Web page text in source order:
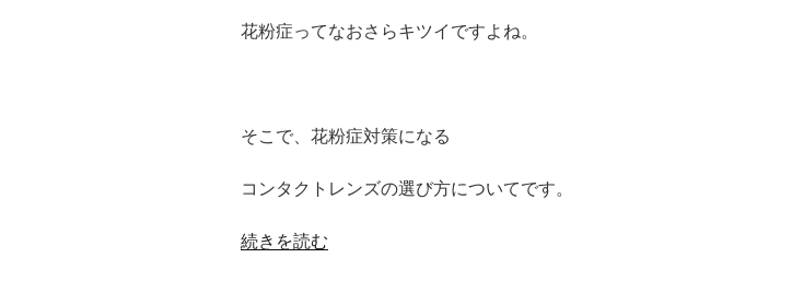
花粉症ってなおさらキツイですよね。
そこで、花粉症対策になる
コンタクトレンズの選び方についてです。
“花
続きを読む